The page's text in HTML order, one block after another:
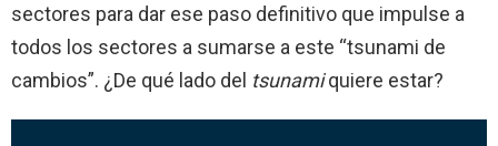
sectores para dar ese paso definitivo que impulse a
todos los sectores a sumarse a este “tsunami de
cambios”. ¿De qué lado del tsunamiquiere estar?